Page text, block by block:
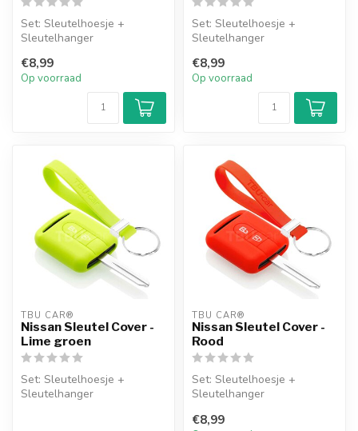
Set: Sleutelhoesje +
Sleutelhanger
€8,99
Op voorraad
Set: Sleutelhoesje +
Sleutelhanger
€8,99
Op voorraad
TBU CAR®
Nissan Sleutel Cover -
Lime groen
Set: Sleutelhoesje +
Sleutelhanger
TBU CAR®
Nissan Sleutel Cover -
Rood
Set: Sleutelhoesje +
Sleutelhanger
€8,99